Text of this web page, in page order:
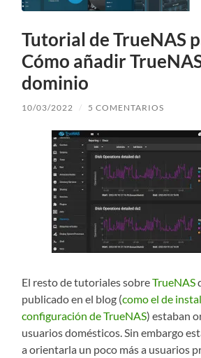
Tutorial de TrueNAS
Cómo añadir
dominio
10/03/2022 / 5 COMENTARIOS
El resto de tutoriales sobreTrueNAS
publicado en el blog (como el de
configuración de TrueNAS) estaban
usuarios domésticos. Sin embargo
a orientarla un poco más a usuarios